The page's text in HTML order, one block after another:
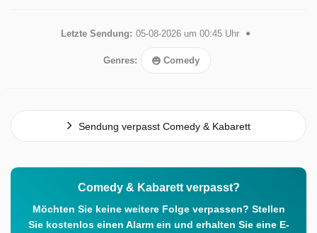
Letzte Sendung: 05-08-2026 um 00:45 Uhr
Genres: Comedy
Sendung verpasst Comedy & Kabarett
Comedy & Kabarett verpasst?
Möchten Sie keine weitere Folge verpassen? Stellen
Sie kostenlos einen Alarm ein und erhalten Sie eine E-